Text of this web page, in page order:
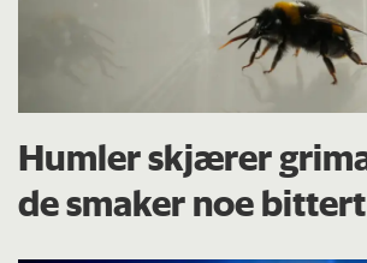
Humler skjærer
de smaker noe bittert